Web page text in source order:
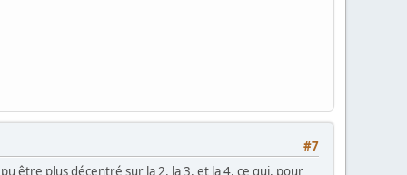
#7
être plus décentré sur la 2, la 3, et la 4, ce qui, pour